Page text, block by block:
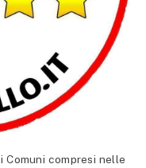
Comuni compresi nelle